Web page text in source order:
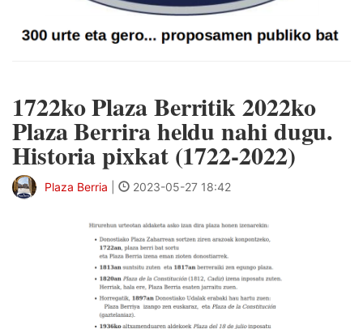
1722ko Plaza Berritik 2022ko
Plaza Berrira heldu nahi dugu.
Historia pixkat (1722-2022)
Plaza Berria 2023-05-27 18:42